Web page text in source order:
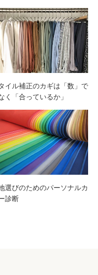
イル補正のカギは「数」で
く「合っているか」
選びのためのパーソナルカ
診断